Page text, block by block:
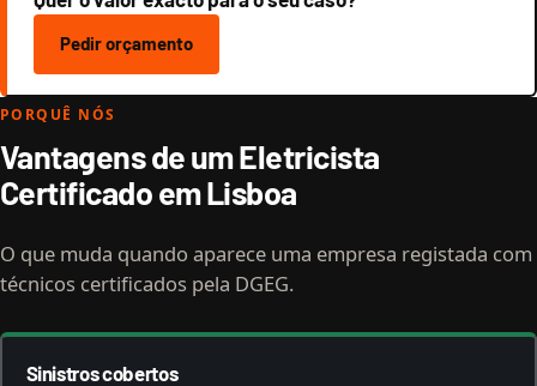
Pedir orçamento
PORQUÊ NÓS
Vantagens de um Eletricista
Certificado em Lisboa
O que muda quando aparece uma empresa registada com
técnicos certificados pela DGEG.
Sinistros cobertos